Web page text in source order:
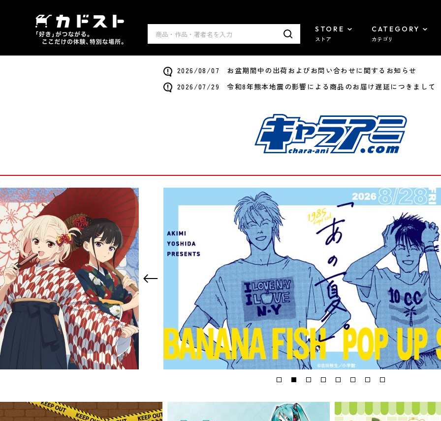
STORE
ストア
CATEGORY
カテゴリ
2026/08/07 お盆期間中の出荷およびお問い合わせに関するお知らせ
2026/07/29 令和8年熊本地震の影響による商品のお届け遅延につきまして